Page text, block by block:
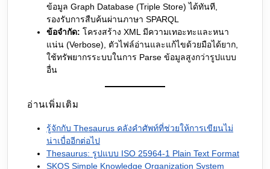
ข้อมูล Graph Database (Triple Store) ได้ทันที,
รองรับการสืบค้นผ่านภาษา SPARQL
ข้อจำกัด: โครงสร้าง XML มีความเทอะทะและหนา
แน่น (Verbose), ตัวไฟล์อ่านและแก้ไขด้วยมือได้ยาก,
ใช้ทรัพยากรระบบในการ Parse ข้อมูลสูงกว่ารูปแบบ
อื่น
อ่านเพิ่มเติม
รู้จักกับ Thesaurus คลังคำศัพท์ที่ช่วยให้การเขียนไม่
น่าเบื่ออีกต่อไป
Thesaurus: รูปแบบ ISO 25964-1 Plain Text Format
SKOS Simple Knowledge Organization System